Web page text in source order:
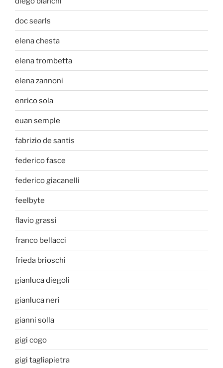
doc searls
elena chesta
elena trombetta
elena zannoni
enrico sola
euan semple
fabrizio de santis
federico fasce
federico giacanelli
feelbyte
flavio grassi
franco bellacci
frieda brioschi
gianluca diegoli
gianluca neri
gianni solla
gigi cogo
gigi tagliapietra